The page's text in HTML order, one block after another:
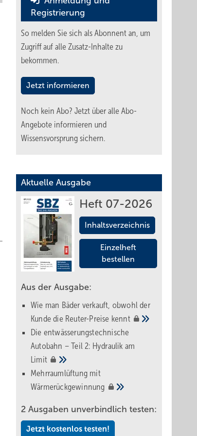
Registrierung
So melden Sie sich als Abonnent an, um
Zugriff auf alle Zusatz-Inhalte zu
bekommen.
Jetzt informieren
Noch kein Abo? Jetzt über alle Abo-
Angebote informieren und
Wissensvorsprung sichern.
Aktuelle Ausgabe
Heft 07-2026
Inhaltsverzeichnis
Einzelheft
bestellen
Aus der Ausgabe:
Wie man Bäder verkauft, obwohl der
Kunde die Reuter-Preise kennt
Die entwässerungstechnische
Autobahn – Teil 2: Hydraulik am
Limit
Mehrraumlüftung mit
Wärmerückgewinnung
2 Ausgaben unverbindlich testen:
Jetzt kostenlos testen!